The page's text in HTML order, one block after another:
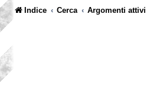
Indice Cerca Argomenti attivi